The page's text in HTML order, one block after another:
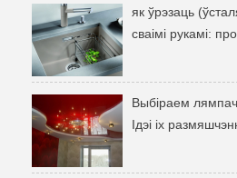
як ўрэзаць
сваімі рукамі:
Выбіраем
Ідэі іх